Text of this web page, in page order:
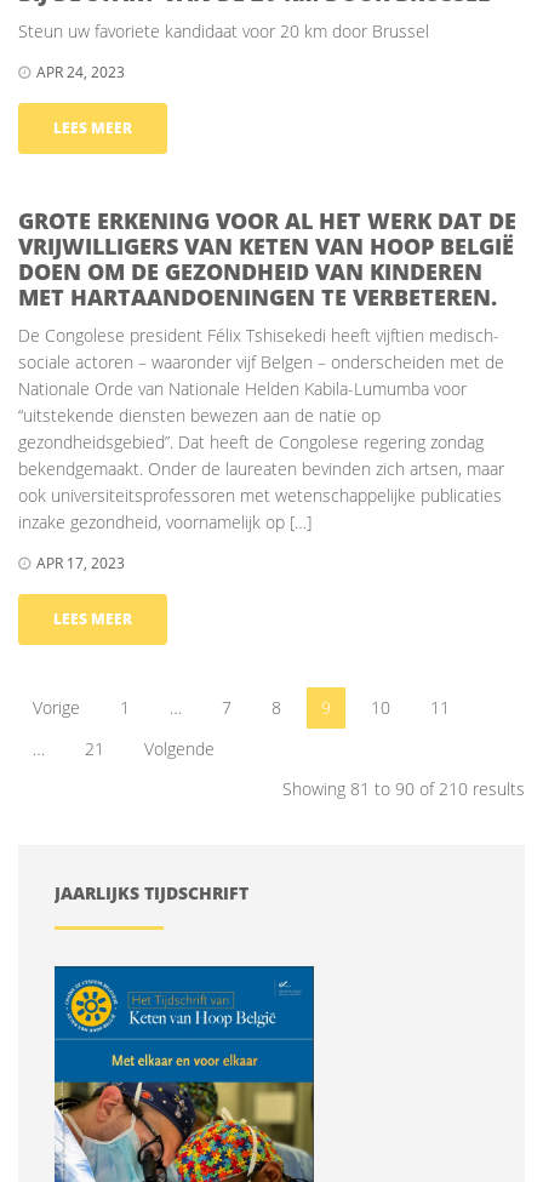
Steun uw favoriete kandidaat voor 20 km door Brussel
APR 24, 2023
LEES MEER
GROTE ERKENING VOOR AL HET WERK DAT DE
VRIJWILLIGERS VAN KETEN VAN HOOP BELGIË
DOEN OM DE GEZONDHEID VAN KINDEREN
MET HARTAANDOENINGEN TE VERBETEREN.
De Congolese president Félix Tshisekedi heeft vijftien medisch-
sociale actoren – waaronder vijf Belgen – onderscheiden met de
Nationale Orde van Nationale Helden Kabila-Lumumba voor
“uitstekende diensten bewezen aan de natie op
gezondheidsgebied”. Dat heeft de Congolese regering zondag
bekendgemaakt. Onder de laureaten bevinden zich artsen, maar
ook universiteitsprofessoren met wetenschappelijke publicaties
inzake gezondheid, voornamelijk op […]
APR 17, 2023
LEES MEER
Vorige 1 … 7 8 9 10
11
…
21
Volgende
Showing 81 to 90 of 210 results
JAARLIJKS TIJDSCHRIFT